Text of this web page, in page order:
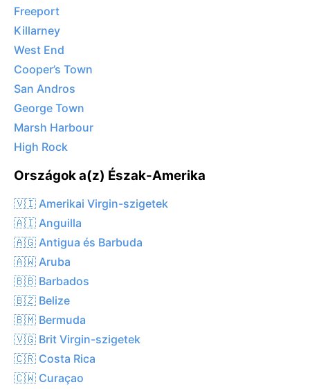
Freeport
Killarney
West End
Cooper’s Town
San Andros
George Town
Marsh Harbour
High Rock
Országok a(z) Észak-Amerika
🇻🇮 Amerikai Virgin-szigetek
🇦🇮 Anguilla
🇦🇬 Antigua és Barbuda
🇦🇼 Aruba
🇧🇧 Barbados
🇧🇿 Belize
🇧🇲 Bermuda
🇻🇬 Brit Virgin-szigetek
🇨🇷 Costa Rica
🇨🇼 Curaçao